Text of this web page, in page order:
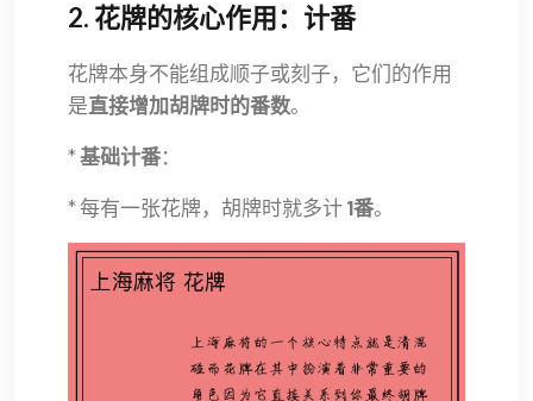
2. 花牌的核心作用：计番
花牌本身不能组成顺子或刻子，它们的作用
是直接增加胡牌时的番数。
*基础计番：
* 每有一张花牌，胡牌时就多计 1番。